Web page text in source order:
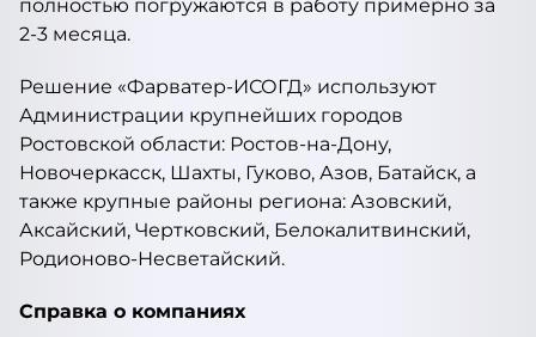
полностью погружаются в работу примерно за
2-3 месяца.
Решение «Фарватер-ИСОГД» используют
Администрации крупнейших городов
Ростовской области: Ростов-на-Дону,
Новочеркасск, Шахты, Гуково, Азов, Батайск, а
также крупные районы региона: Азовский,
Аксайский, Чертковский, Белокалитвинский,
Родионово-Несветайский.
Справка о компаниях